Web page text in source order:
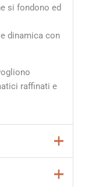
si fondono ed
dinamica con
raffinati e
progettati per